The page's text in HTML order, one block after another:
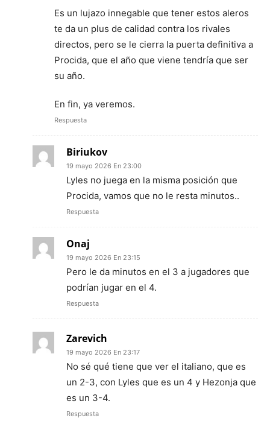
Es un lujazo innegable que tener estos aleros
te da un plus de calidad contra los rivales
directos, pero se le cierra la puerta definitiva a
Procida, que el año que viene tendría que ser
su año.
En fin, ya veremos.
Respuesta
Biriukov
19 mayo 2026 En 23:00
Lyles no juega en la misma posición que
Procida, vamos que no le resta minutos..
Respuesta
Onaj
19 mayo 2026 En 23:15
Pero le da minutos en el 3 a jugadores que
podrían jugar en el 4.
Respuesta
Zarevich
19 mayo 2026 En 23:17
No sé qué tiene que ver el italiano, que es
un 2-3, con Lyles que es un 4 y Hezonja que
es un 3-4.
Respuesta